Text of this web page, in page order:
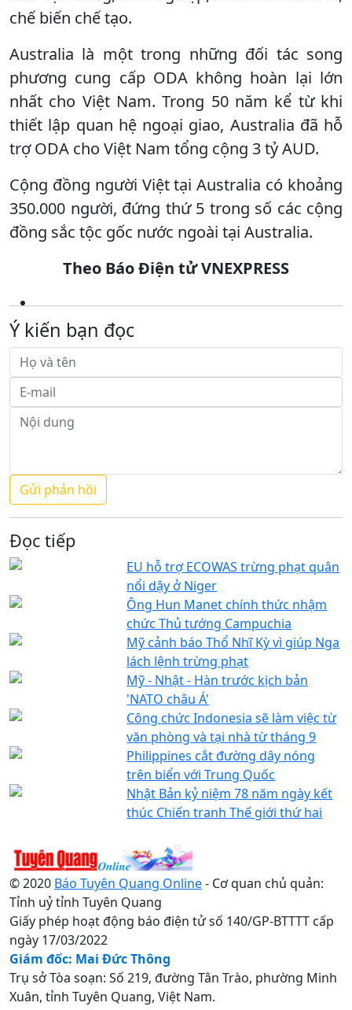
chế biến chế tạo.
Australia là một trong những đối tác song
phương cung cấp ODA không hoàn lại lớn
nhất cho Việt Nam. Trong 50 năm kể từ khi
thiết lập quan hệ ngoại giao, Australia đã hỗ
trợ ODA cho Việt Nam tổng cộng 3 tỷ AUD.
Cộng đồng người Việt tại Australia có khoảng
350.000 người, đứng thứ 5 trong số các cộng
đồng sắc tộc gốc nước ngoài tại Australia.
Theo Báo Điện tử VNEXPRESS
Ý kiến bạn đọc
Đọc tiếp
EU hỗ trợ ECOWAS trừng phạt quân
nổi dậy ở Niger
Ông Hun Manet chính thức nhậm
chức Thủ tướng Campuchia
Mỹ cảnh báo Thổ Nhĩ Kỳ vì giúp Nga
lách lệnh trừng phạt
Mỹ - Nhật - Hàn trước kịch bản
'NATO châu Á'
Công chức Indonesia sẽ làm việc từ
văn phòng và tại nhà từ tháng 9
Philippines cắt đường dây nóng
trên biển với Trung Quốc
Nhật Bản kỷ niệm 78 năm ngày kết
thúc Chiến tranh Thế giới thứ hai
© 2020 Báo Tuyên Quang Online- Cơ quan chủ quản:
Tỉnh uỷ tỉnh Tuyên Quang
Giấy phép hoạt động báo điện tử số 140/GP-BTTTT cấp
ngày 17/03/2022
Giám đốc: Mai Đức Thông
Trụ sở Tòa soạn: Số 219, đường Tân Trào, phường Minh
Xuân, tỉnh Tuyên Quang, Việt Nam.